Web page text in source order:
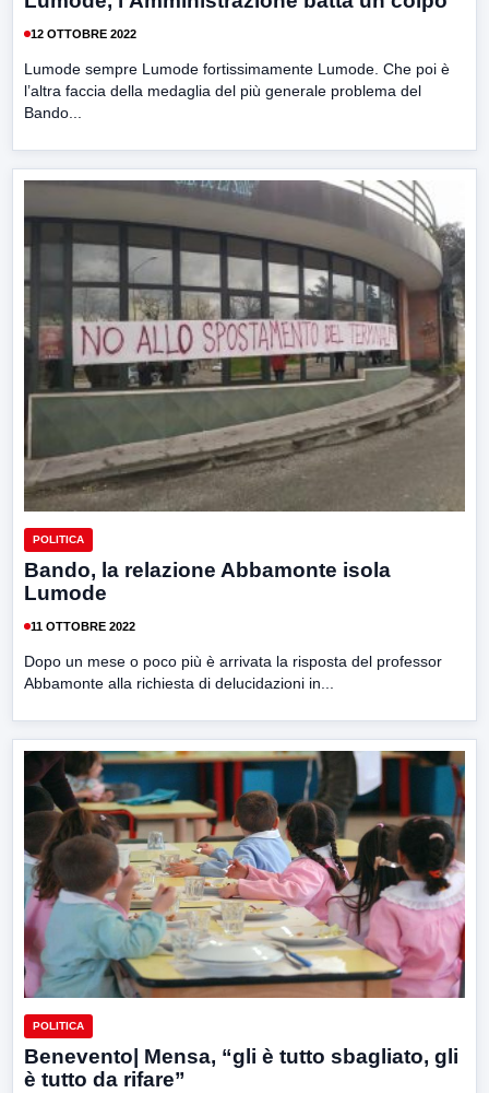
12 OTTOBRE 2022
Lumode sempre Lumode fortissimamente Lumode. Che poi è
l’altra faccia della medaglia del più generale problema del
Bando...
POLITICA
Bando, la relazione Abbamonte isola
Lumode
11 OTTOBRE 2022
Dopo un mese o poco più è arrivata la risposta del professor
Abbamonte alla richiesta di delucidazioni in...
POLITICA
Benevento| Mensa, “gli è tutto sbagliato, gli
è tutto da rifare”